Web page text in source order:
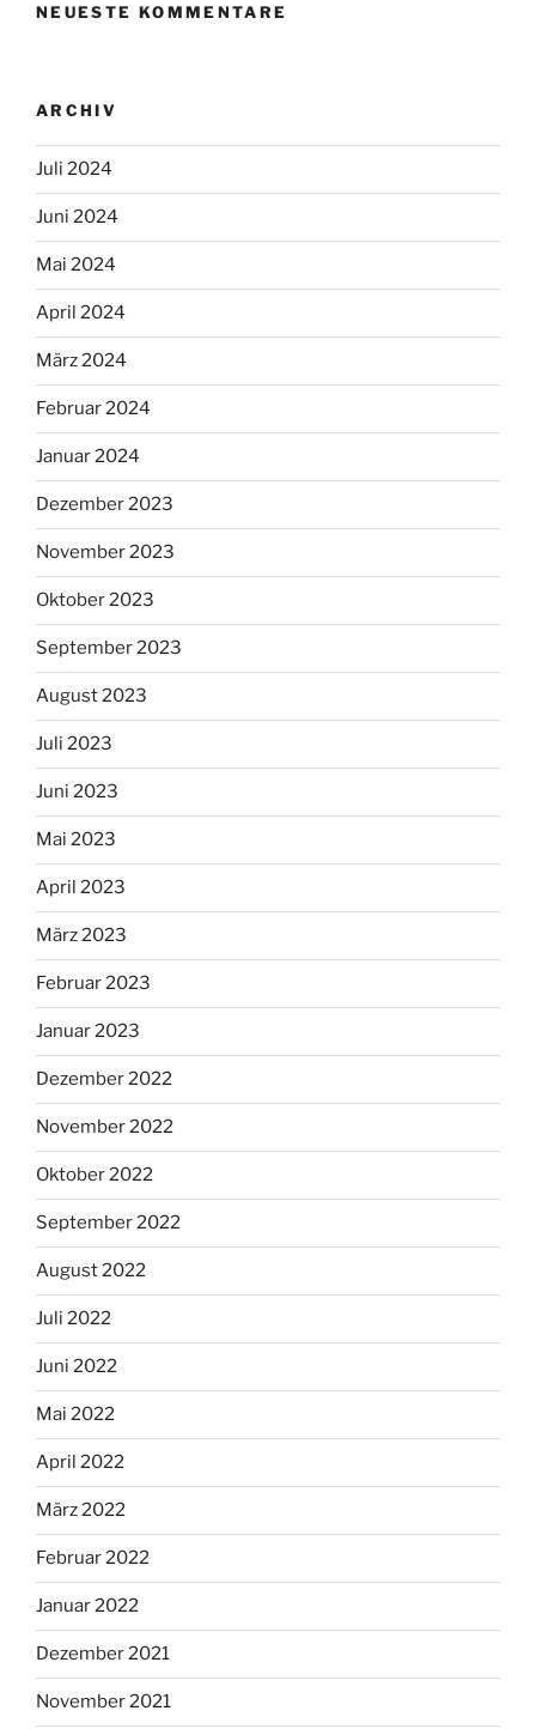
NEUESTE KOMMENTARE
ARCHIV
Juli 2024
Juni 2024
Mai 2024
April 2024
März 2024
Februar 2024
Januar 2024
Dezember 2023
November 2023
Oktober 2023
September 2023
August 2023
Juli 2023
Juni 2023
Mai 2023
April 2023
März 2023
Februar 2023
Januar 2023
Dezember 2022
November 2022
Oktober 2022
September 2022
August 2022
Juli 2022
Juni 2022
Mai 2022
April 2022
März 2022
Februar 2022
Januar 2022
Dezember 2021
November 2021